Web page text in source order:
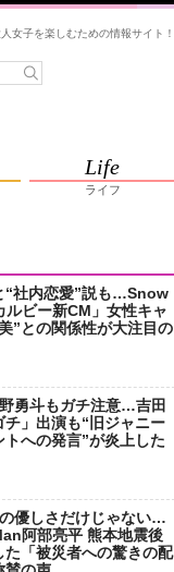
女子を楽しむための情報サイト！
Life
ライフ
“社内恋愛”説も…Snow
ルビー新CM」女性キャ
”との関係性が大注目の
勇斗もガチ注意…吉田
チ」出演も“旧ジャニー
トへの発言”が炎上した
優しさだけじゃない…
阿部亮平 熊本地震後
た「被災者への驚きの配